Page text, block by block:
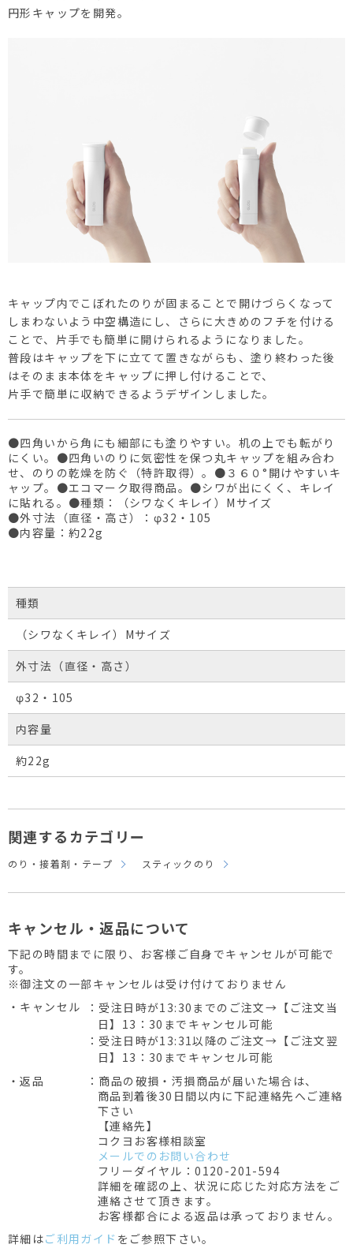
円形キャップを開発。
キャップ内でこぼれたのりが固まることで開けづらくなって
しまわないよう中空構造にし、さらに大きめのフチを付ける
ことで、片手でも簡単に開けられるようになりました。
普段はキャップを下に立てて置きながらも、塗り終わった後
はそのまま本体をキャップに押し付けることで、
片手で簡単に収納できるようデザインしました。
●四角いから角にも細部にも塗りやすい。机の上でも転がり
にくい。●四角いのりに気密性を保つ丸キャップを組み合わ
せ、のりの乾燥を防ぐ（特許取得）。●３６０°開けやすいキ
ャップ。●エコマーク取得商品。●シワが出にくく、キレイ
に貼れる。●種類：（シワなくキレイ）Mサイズ
●外寸法（直径・高さ）：φ32・105
●内容量：約22g
種類
（シワなくキレイ）Mサイズ
外寸法（直径・高さ）
φ32・105
内容量
約22g
関連するカテゴリー
のり・接着剤・テープ スティックのり
キャンセル・返品について
下記の時間までに限り、お客様ご自身でキャンセルが可能で
す。
※御注文の一部キャンセルは受け付けておりません
・キャンセル
：受注日時が13:30までのご注文→【ご注文当
日】13：30までキャンセル可能
：受注日時が13:31以降のご注文→【ご注文翌
日】13：30までキャンセル可能
・返品
：商品の破損・汚損商品が届いた場合は、
商品到着後30日間以内に下記連絡先へご連絡
下さい
【連絡先】
コクヨお客様相談室
メールでのお問い合わせ
フリーダイヤル：0120-201-594
詳細を確認の上、状況に応じた対応方法をご
連絡させて頂きます。
お客様都合による返品は承っておりません。
詳細はご利用ガイド をご参照下さい。